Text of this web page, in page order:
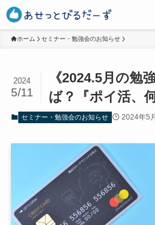
ホーム セミナー・勉強会のお知らせ
《2024.5月の勉
ば？『ポイ活、
2024
5/11
セミナー・勉強会のお知らせ 2024年5